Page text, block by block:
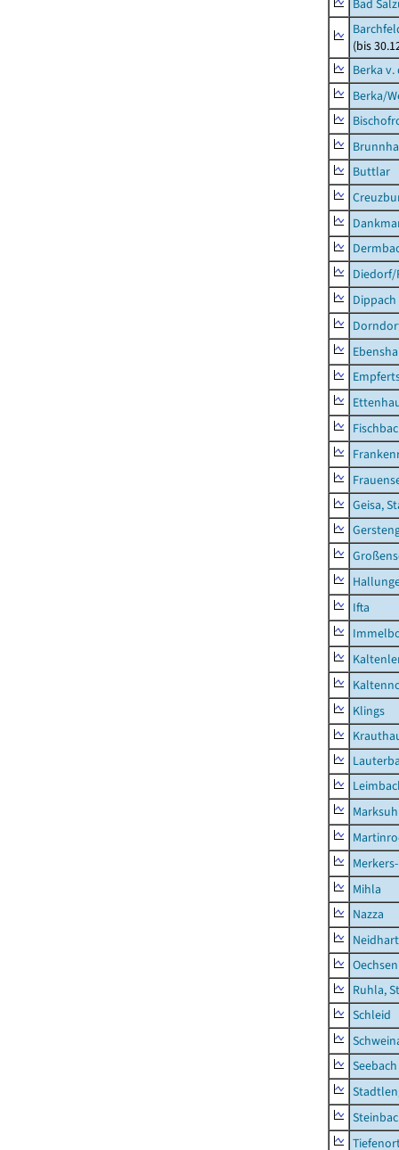
Bad
(bis
Berka v.
Berka/
Buttlar
Dippach
Geisa,
Ifta
Klings
Mihla
Nazza
Oechsen
Ruhla,
Schleid
Seebach